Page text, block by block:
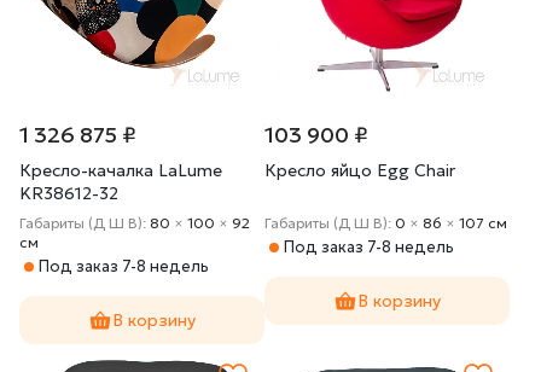
1 326 875 ₽
Кресло-качалка LaLume
KR38612-32
Габариты (Д Ш В): 80 × 100 × 92
cм
Под заказ 7-8 недель
В корзину
103 900 ₽
Кресло яйцо Egg Chair
Габариты (Д Ш В): 0 × 86 × 107 cм
Под заказ 7-8 недель
В корзину